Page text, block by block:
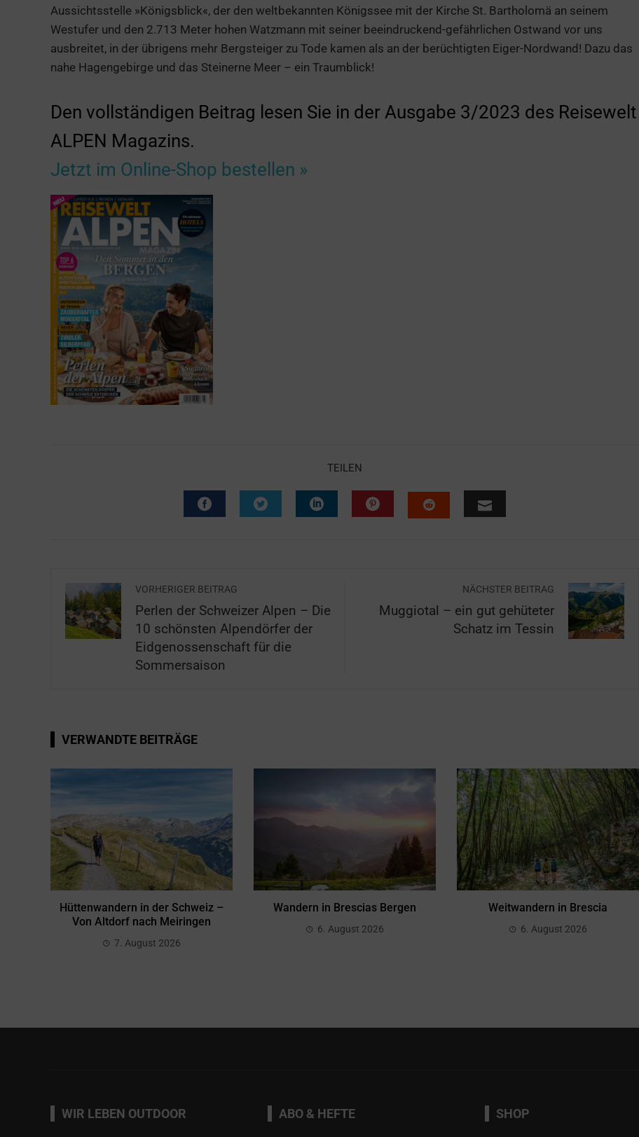
Aussichtsstelle »Königsblick«, der den weltbekannten Königssee mit der Kirche St. Bartholomä an seinem
Westufer und den 2.713 Meter hohen Watzmann mit seiner beeindruckend-gefährlichen Ostwand vor uns
ausbreitet, in der übrigens mehr Bergsteiger zu Tode kamen als an der berüchtigten Eiger-Nordwand! Dazu das
nahe Hagengebirge und das Steinerne Meer – ein Traumblick!
Den vollständigen Beitrag lesen Sie in der Ausgabe 3/2023 des Reisewelt
ALPEN Magazins.
Jetzt im Online-Shop bestellen »
TEILEN
VORHERIGER BEITRAG
Perlen der Schweizer Alpen – Die
10 schönsten Alpendörfer der
Eidgenossenschaft für die
Sommersaison
NÄCHSTER BEITRAG
Muggiotal – ein gut gehüteter
Schatz im Tessin
VERWANDTE BEITRÄGE
Hüttenwandern in der Schweiz –
Von Altdorf nach Meiringen
7. August 2026
Wandern in Brescias Bergen
6. August 2026
Weitwandern in Brescia
6. August 2026
WIR LEBEN OUTDOOR ABO & HEFTE SHOP